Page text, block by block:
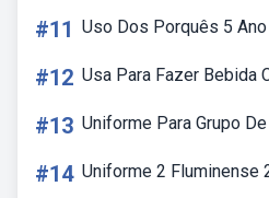
#11 Uso Dos Porquês 5 Ano
#12 Usa Para Fazer Bebida
#13 Uniforme Para Grupo
#14 Uniforme 2 Fluminense